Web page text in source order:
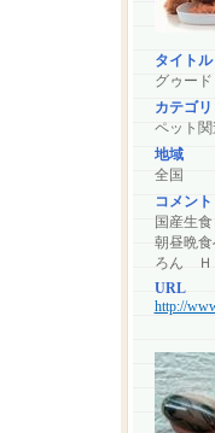
タイトル
グゥード
カテゴリ
ペット
地域
全国
コメント
国産生
朝昼晩
ろん Ｈ
URL
http://